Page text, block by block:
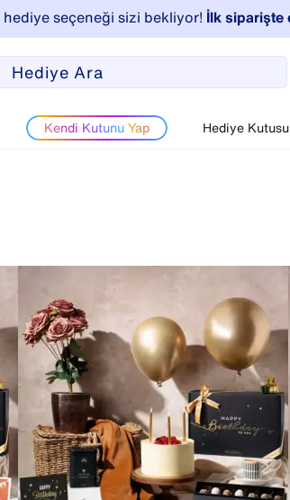
hediye seçeneği sizi bekliyor! İlk siparişte
Kendi Kutunu Yap Hediye Kutusu